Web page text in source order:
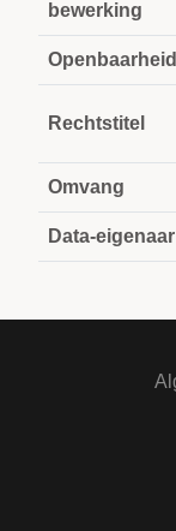
bewerking
Openbaarheid
Rechtstitel
Omvang
Data-eigenaar